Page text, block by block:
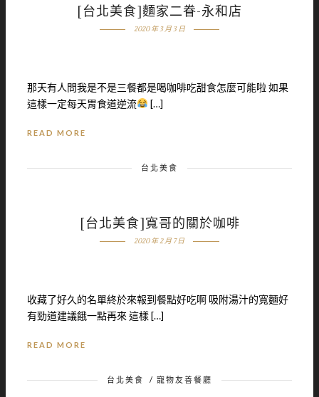
[台北美食]麵家二眷-永和店
2020 年 3 月 3 日
那天有人問我是不是三餐都是喝咖啡吃甜食怎麼可能啦 如果
這樣一定每天胃食道逆流
[…]
READ MORE
台北美食
[台北美食]寬哥的關於咖啡
2020 年 2 月 7 日
收藏了好久的名單終於來報到餐點好吃啊 吸附湯汁的寬麵好
有勁道建議餓一點再來 這樣 […]
READ MORE
台北美食 / 寵物友善餐廳